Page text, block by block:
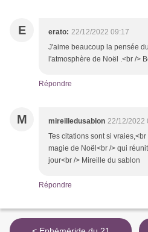
E erato: 22/12/2022 09:17
J'aime beaucoup la pensée
l'atmosphère de Noël .<br />
Répondre
M mireilledusablon 22/12/2022
Tes citations sont si
magie de Noël<br /> qui
jour<br /> Mireille du sablon
Répondre